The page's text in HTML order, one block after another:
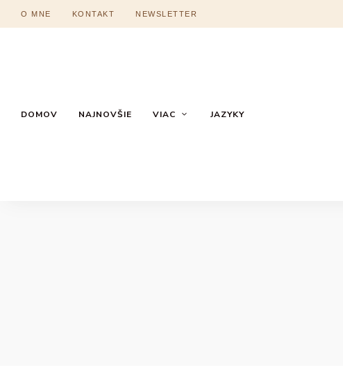
O MNE KONTAKT NEWSLETTER
DOMOV NAJNOVŠIE VIAC JAZYKY